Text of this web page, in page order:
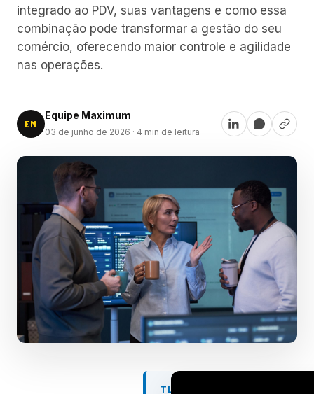
integrado ao PDV, suas vantagens e como essa
combinação pode transformar a gestão do seu
comércio, oferecendo maior controle e agilidade
nas operações.
EM
Equipe Maximum
03 de junho de 2026 · 4 min de leitura
TL;DR